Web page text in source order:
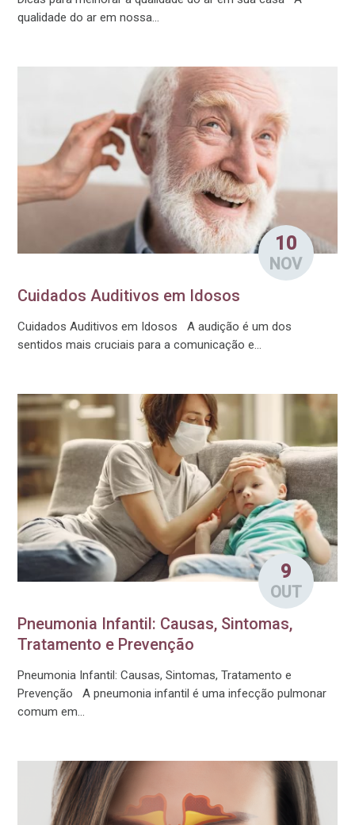
qualidade do ar em nossa...
10
NOV
Cuidados Auditivos em Idosos
Cuidados Auditivos em Idosos A audição é um dos
sentidos mais cruciais para a comunicação e...
9
OUT
Pneumonia Infantil: Causas, Sintomas,
Tratamento e Prevenção
Pneumonia Infantil: Causas, Sintomas, Tratamento e
Prevenção A pneumonia infantil é uma infecção pulmonar
comum em...